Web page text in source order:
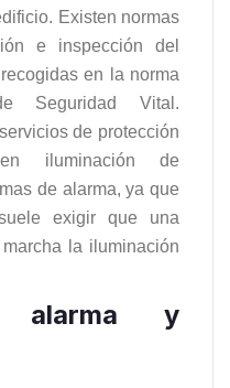
Existen normas
e inspección del
en la norma
Seguridad Vital.
de protección
iluminación de
de alarma, ya que
exigir que una
la iluminación
alarma y